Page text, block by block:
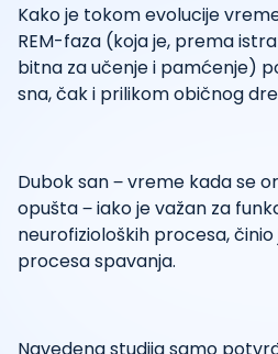
Kako je tokom evolucije
REM-faza (koja je, prema
bitna za učenje i pamćenje)
sna, čak i prilikom običnog
Dubok san ‒ vreme kada se
opušta ‒ iako je važan za
neurofizioloških procesa,
procesa spavanja.
Navedena studija samo